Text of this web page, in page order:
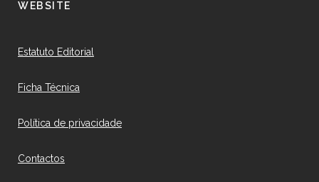
WEBSITE
Estatuto Editorial
Ficha Técnica
Política de privacidade
Contactos